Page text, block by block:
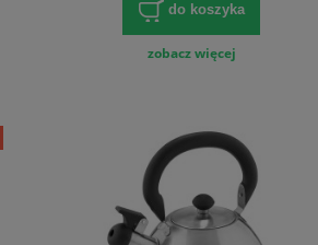
do koszyka
zobacz więcej